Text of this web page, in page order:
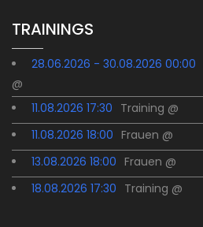
TRAININGS
28.06.2026 - 30.08.2026 00:00
@
11.08.2026 17:30 Training @
11.08.2026 18:00 Frauen @
13.08.2026 18:00 Frauen @
18.08.2026 17:30 Training @